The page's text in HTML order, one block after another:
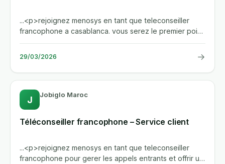
...<p>rejoignez menosys en tant que teleconseiller
francophone a casablanca. vous serez le premier point
de contact pour...
29/03/2026 →
J Jobiglo Maroc
Téléconseiller francophone – Service client
...<p>rejoignez menosys en tant que teleconseiller
francophone pour gerer les appels entrants et offrir un